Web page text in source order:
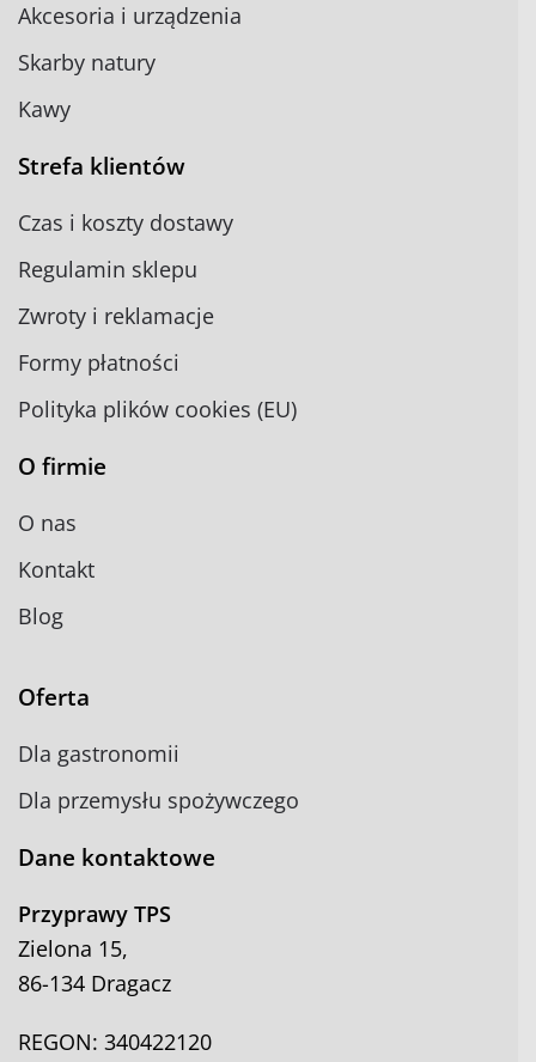
Akcesoria i urządzenia
Skarby natury
Kawy
Strefa klientów
Czas i koszty dostawy
Regulamin sklepu
Zwroty i reklamacje
Formy płatności
Polityka plików cookies (EU)
O firmie
O nas
Kontakt
Blog
Oferta
Dla gastronomii
Dla przemysłu spożywczego
Dane kontaktowe
Przyprawy TPS
Zielona 15,
86-134 Dragacz
REGON: 340422120